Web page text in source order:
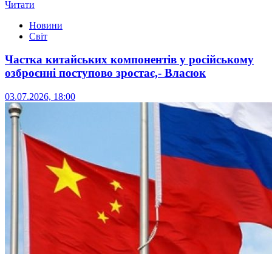
Читати
Новини
Світ
Частка китайських компонентів у російському
озброєнні поступово зростає,- Власюк
03.07.2026, 18:00